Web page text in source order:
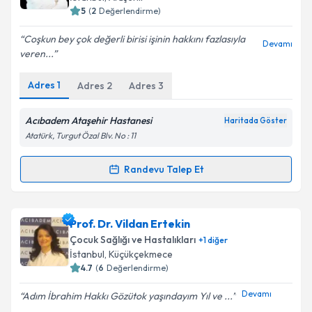
Kişisel verilerimin işlenmesine ilişkin
Metni'ni okudum ve kişisel verilerimin belirtilen
kapsamda işlenmesini kabul ediyorum.
Takvim Talebini Gönder
5 (2 Değerlendirme)
Coşkun bey çok değerli birisi işinin hakkını fazlasıyla
veren...
Devamı
Adres 1 Adres 2 Adres 3
Acıbadem Ataşehir Hastanesi Haritada Göster
Atatürk, Turgut Özal Blv. No : 11
Randevu Talep Et
Randevu Takvimi Talebi
Prof. Dr. Coşkun Çeltikiçin randevu takvimi talebi
oluşturun. Size bu uzmandan randevu almanız için bir
takvim hazırlandığında e-posta ile bilgilendireceğiz.
Prof. Dr. Vildan Ertekin
Çocuk Sağlığı ve Hastalıkları +1diğer
İstanbul, Küçükçekmece
4.7 (6 Değerlendirme)
Adım İbrahim Hakkı Gözütok yaşındayım Yıl ve ... Devamı